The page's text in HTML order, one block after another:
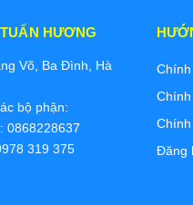
HƯƠNG
Võ, Ba Đình, Hà
bộ phận:
0868228637
319 375
Đăng